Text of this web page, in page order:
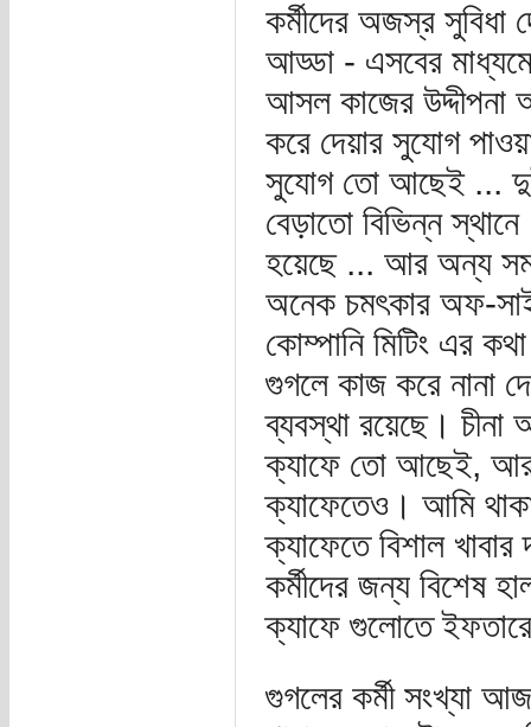
কর্মীদের অজস্র সুবিধা
আড্ডা - এসবের
আসল কাজের উদ্দীপনা
করে দেয়ার সুযোগ
সুযোগ তো আছেই ...
বেড়াতো বিভিন্ন
হয়েছে ... আর অন্য
অনেক চমৎকার অফ-
কোম্পানি মিটিং এর
গুগলে কাজ করে নানা
ব্যবস্থা রয়েছে।
ক্যাফে তো আছেই, আর
ক্যাফেতেও। আমি
ক্যাফেতে বিশাল
কর্মীদের জন্য বিশেষ
ক্যাফে গুলোতে
গুগলের কর্মী সংখ্যা